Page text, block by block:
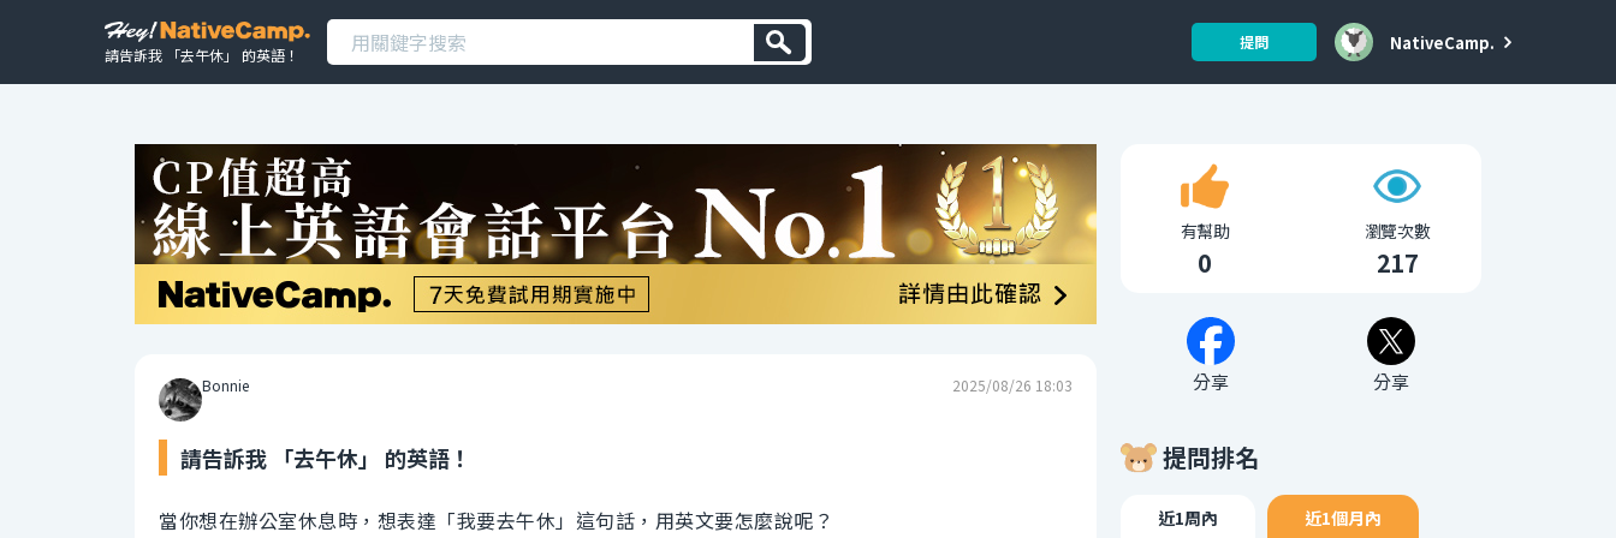
請告訴我 「去午休」 的英語！
提問 NativeCamp.
Bonnie 2025/08/26 18:03
請告訴我 「去午休」 的英語！
當你想在辦公室休息時，想表達「我要去午休」這句話，用英文要怎麼說呢？
有幫助
0
瀏覽次數
217
分享 分享
提問排名
近1周內 近1個月內